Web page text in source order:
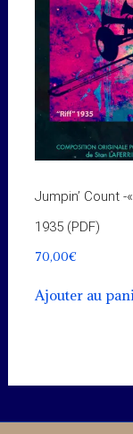
Jumpin’ Count -
1935 (PDF)
70,00€
Ajouter au